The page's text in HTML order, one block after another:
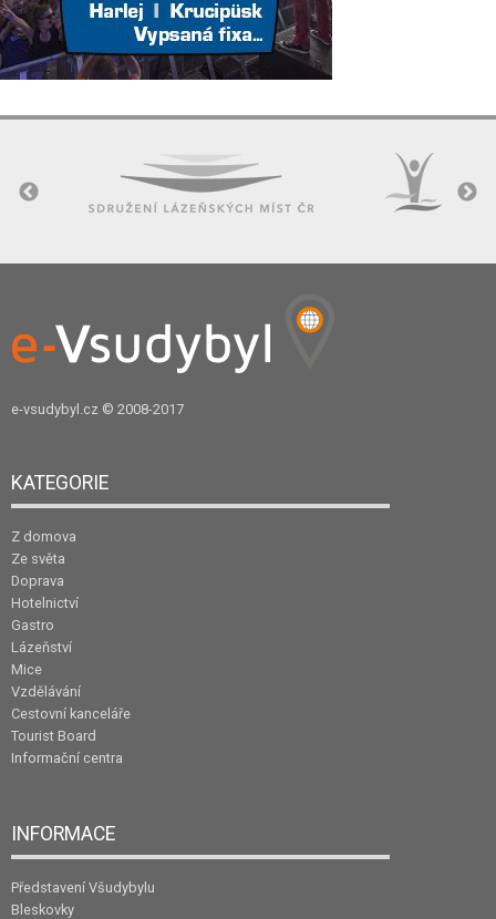
e-vsudybyl.cz © 2008-2017
KATEGORIE
Z domova
Ze světa
Doprava
Hotelnictví
Gastro
Lázeňství
Mice
Vzdělávání
Cestovní kanceláře
Tourist Board
Informační centra
INFORMACE
Představení Všudybylu
Bleskovky